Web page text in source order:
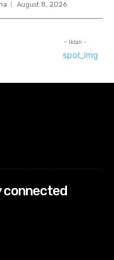
August 8, 2026
- Iklan -
connected